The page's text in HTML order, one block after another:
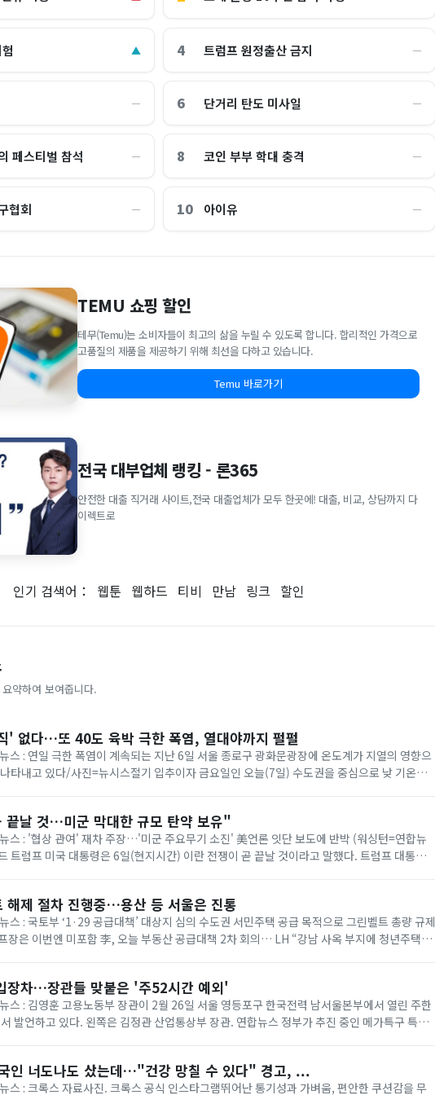
▲ 4 트럼프 원정출산 금지 ―
― 6 단거리 탄도 미사일 ―
페스티벌 참석 ― 8 코인 부부 학대 충격 ―
협회 ― 10 아이유 ―
TEMU 쇼핑 할인
테무(Temu)는 소비자들이 최고의 삶을 누릴 수 있도록 합니다. 합리적인 가격으로
고품질의 제품을 제공하기 위해 최선을 다하고 있습니다.
Temu 바로가기
전국 대부업체 랭킹 - 론365
안전한 대출 직거래 사이트,전국 대출업체가 모두 한곳에! 대출, 비교, 상담까지 다
이렉트로
인기 검색어： 웹툰 웹하드 티비 만남 링크 할인
약하여 보여줍니다.
' 없다…또 40도 육박 극한 폭염, 열대야까지 펄펄
스 : 연일 극한 폭염이 계속되는 지난 6일 서울 종로구 광화문광장에 온도계가 지열의 영향으
타내고 있다/사진=뉴시스절기 입추이자 금요일인 오늘(7일) 수도권을 중심으로 낮 기온이
끝날 것…미군 막대한 규모 탄약 보유"
스 : '협상 관여' 재차 주장…'미군 주요무기 소진' 美언론 잇단 보도에 반박 (워싱턴=연합뉴
트럼프 미국 대통령은 6일(현지시간) 이란 전쟁이 곧 끝날 것이라고 말했다. 트럼프 대통령
해제 절차 진행중…용산 등 서울은 진통
스 : 국토부 ‘1·29 공급대책’ 대상지 심의 수도권 서민주택 공급 목적으로 그린벨트 총량 규제
장은 이번엔 미포함 李, 오늘 부동산 공급대책 2차 회의… LH “강남 사옥 부지에 청년주택”
장차…장관들 맞붙은 '주52시간 예외'
스 : 김영훈 고용노동부 장관이 2월 26일 서울 영등포구 한국전력 남서울본부에서 열린 주한
발언하고 있다. 왼쪽은 김정관 산업통상부 장관. 연합뉴스 정부가 추진 중인 메가특구 특별
인 너도나도 샀는데…"건강 망칠 수 있다" 경고, ...
스 : 크록스 자료사진. 크록스 공식 인스타그램뛰어난 통기성과 가벼움, 편안한 쿠션감을 무